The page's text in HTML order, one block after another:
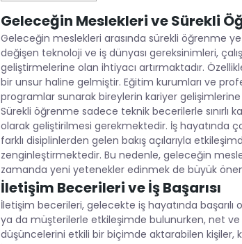
Geleceğin Meslekleri ve Sürekli
Geleceğin meslekleri arasında sürekli öğrenme
değişen teknoloji ve iş dünyası gereksinimleri,
geliştirmelerine olan ihtiyacı artırmaktadır.
bir unsur haline gelmiştir. Eğitim kurumları ve
programlar sunarak bireylerin kariyer gelişimlerine
Sürekli öğrenme sadece teknik becerilerle sınırlı
olarak geliştirilmesi gerekmektedir. İş hayatında
farklı disiplinlerden gelen bakış açılarıyla
zenginleştirmektedir. Bu nedenle, geleceğin
zamanda yeni yetenekler edinmek de büyük
İletişim Becerileri ve İş Başarısı
İletişim becerileri, gelecekte iş hayatında
ya da müşterilerle etkileşimde bulunurken, net
düşüncelerini etkili bir biçimde aktarabilen kişiler,